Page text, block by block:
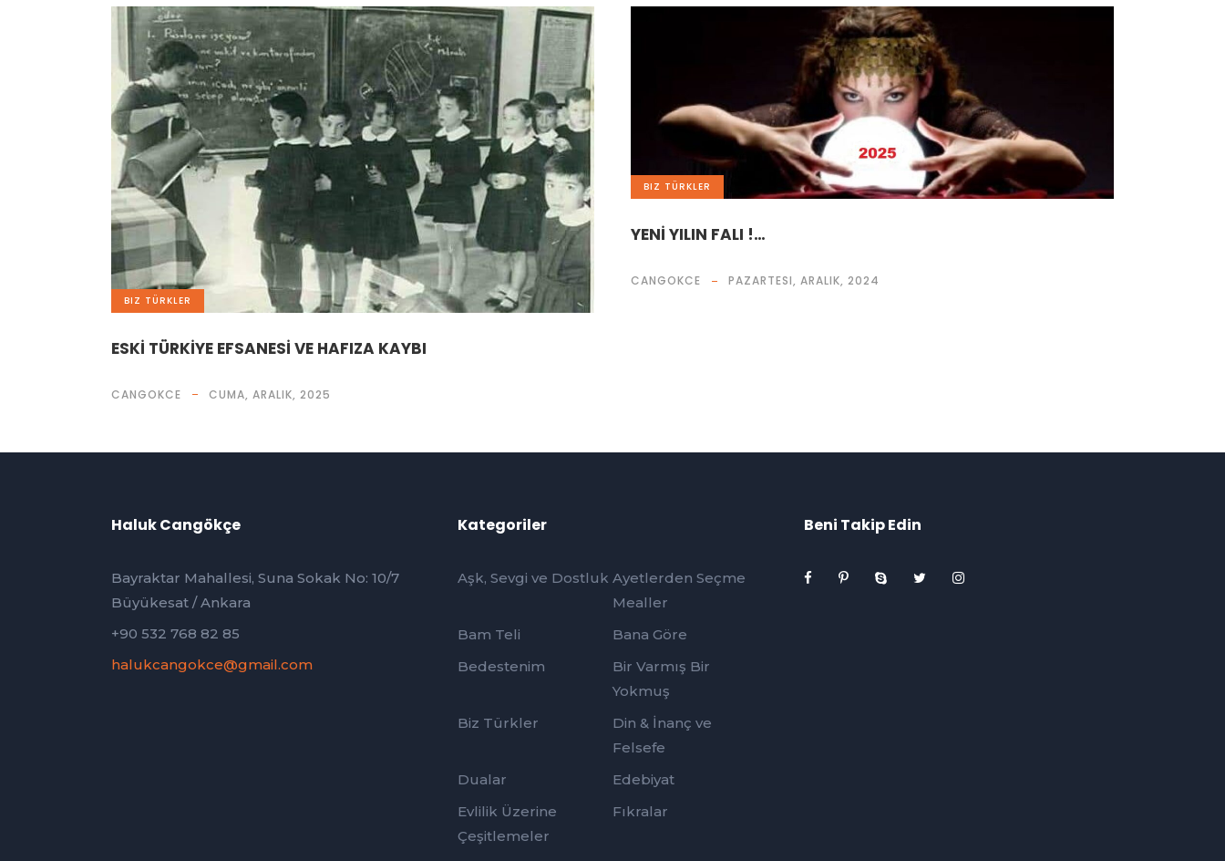
BIZ TÜRKLER
ESKİ TÜRKİYE EFSANESİ VE HAFIZA KAYBI
CANGOKCE CUMA, ARALIK, 2025
BIZ TÜRKLER
YENİ YILIN FALI !…
CANGOKCE PAZARTESI, ARALIK, 2024
Haluk Cangökçe
Bayraktar Mahallesi, Suna Sokak No: 10/7
Büyükesat / Ankara
+90 532 768 82 85
halukcangokce@gmail.com
Kategoriler
Aşk, Sevgi ve Dostluk Ayetlerden Seçme
Mealler
Bam Teli
Bana Göre
Bedestenim
Bir Varmış Bir
Yokmuş
Biz Türkler
Din & İnanç ve
Felsefe
Dualar
Edebiyat
Evlilik Üzerine
Çeşitlemeler
Fıkralar
Beni Takip Edin